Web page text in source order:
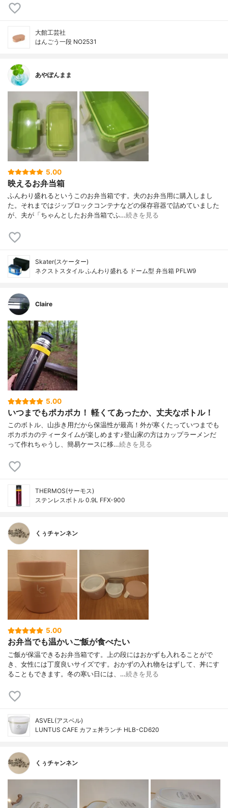
大館工芸社
はんごう一段 NO2531
あやぽんまま
5.00
映えるお弁当箱
ふんわり盛れるというこのお弁当箱です。夫のお弁当用に購入しまし
た。それまではジップロックコンテナなどの保存容器で詰めていました
が、夫が「ちゃんとしたお弁当箱でふ…続きを見る
Skater(スケーター)
ネクストスタイル ふんわり盛れる ドーム型 弁当箱 PFLW9
Claire
5.00
いつまでもポカポカ！ 軽くてあったか、丈夫なボトル！
このボトル、山歩き用だから保温性が最高！外が寒くたっていつまでも
ポカポカのティータイムが楽しめます♪登山家の方はカップラーメンだ
って作れちゃうし、簡易ケースに移…続きを見る
THERMOS(サーモス)
ステンレスボトル 0.9L FFX-900
くぅチャンネン
5.00
お弁当でも温かいご飯が食べたい
ご飯が保温できるお弁当箱です。上の段にはおかずも入れることがで
き、女性には丁度良いサイズです。おかずの入れ物をはずして、丼にす
ることもできます。冬の寒い日には、…続きを見る
ASVEL(アスベル)
LUNTUS CAFE カフェ丼ランチ HLB-CD620
くぅチャンネン